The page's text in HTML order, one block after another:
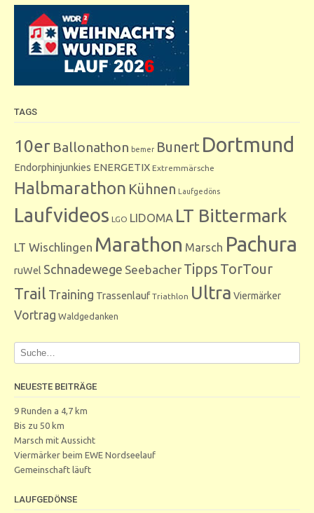
TAGS
10er Ballonathon bemer Bunert Dortmund
Endorphinjunkies ENERGETIX Extremmärsche
Halbmarathon Kühnen Laufgedöns
Laufvideos LGO LIDOMA LT Bittermark
LT Wischlingen Marathon Marsch Pachura
ruWel Schnadewege Seebacher Tipps TorTour
Trail Training Trassenlauf Triathlon Ultra Viermärker
Vortrag Waldgedanken
NEUESTE BEITRÄGE
9 Runden a 4,7 km
Bis zu 50 km
Marsch mit Aussicht
Viermärker beim EWE Nordseelauf
Gemeinschaft läuft
LAUFGEDÖNSE